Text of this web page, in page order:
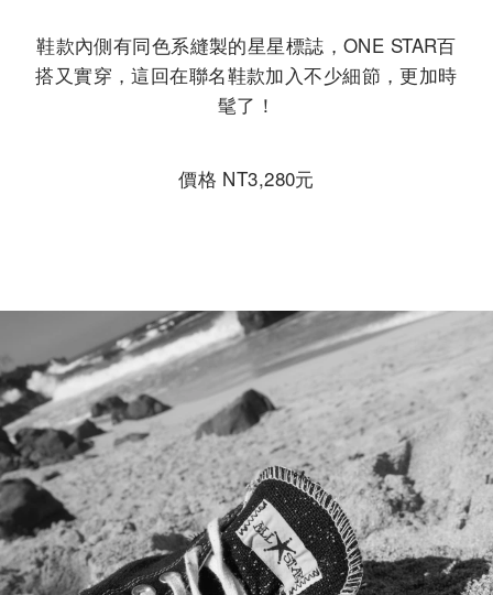
鞋款內側有同色系縫製的星星標誌，ONE STAR百
搭又實穿，這回在聯名鞋款加入不少細節，更加時
髦了！
價格 NT3,280元